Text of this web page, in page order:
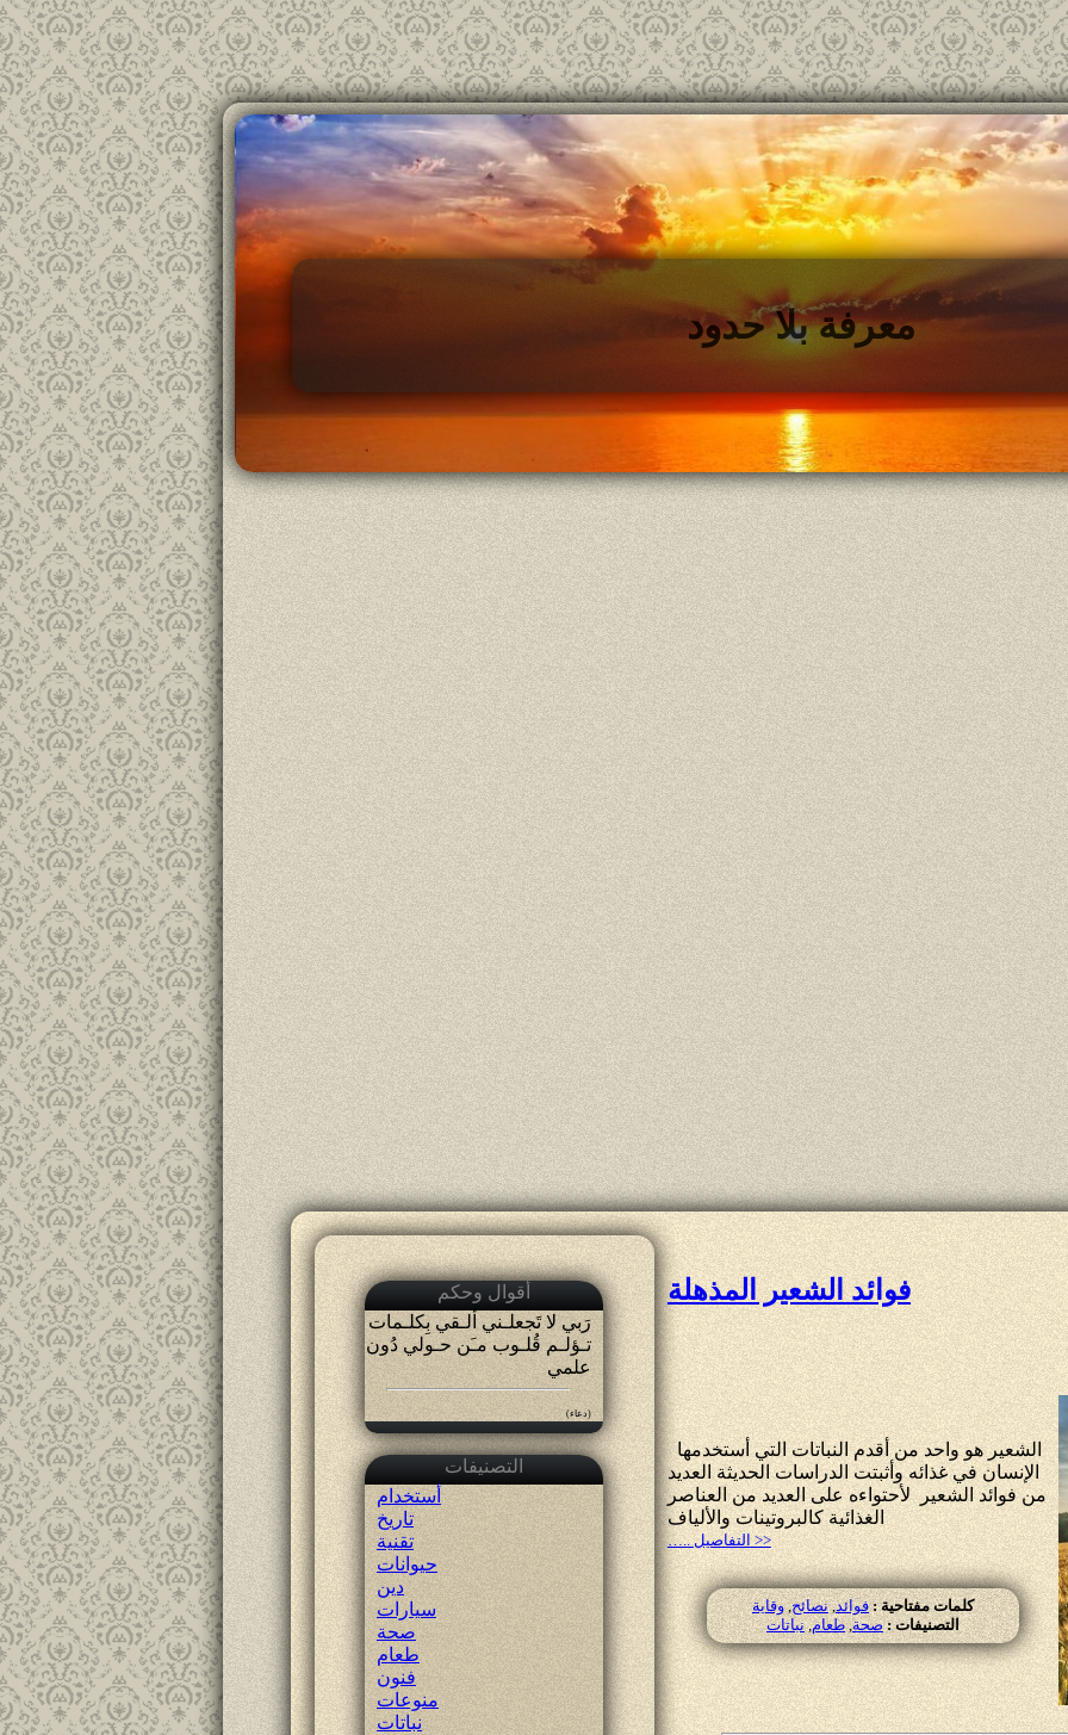
معرفة بلا حدود
أقوال وحكم
ﺭَﺑﻲ ﻻ ﺗَﺠﻌﻠـﻨﻲ ﺃﻟـﻘﻲ ﺑِﻜﻠـﻤﺎﺕ
ﺗـﺆﻟـﻢ ﻗُﻠـﻮﺏ ﻣـَﻦ ﺣـﻮﻟﻲ ﺩُﻭﻥ
ﻋﻠﻤﻲ
(دعاء)
التصنيفات
أستخدام
تاريخ
تقنية
حيوانات
دين
سيارات
صحة
طعام
فنون
منوعات
نباتات
فوائد الشعير المذهلة
الشعير هو واحد من أقدم النباتات التي أستخدمها
الإنسان في غذائه وأثبتت الدراسات الحديثة العديد
من فوائد الشعير ﻷحتواءه على العديد من العناصر
الغذائية كالبروتينات والألياف
….. التفاصيل >>
كلمات مفتاحية :فوائد,نصائح,وقاية
التصنيفات :صحة,طعام,نباتات